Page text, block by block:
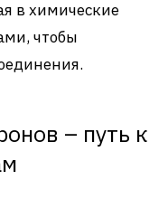
в химические
чтобы
– путь к